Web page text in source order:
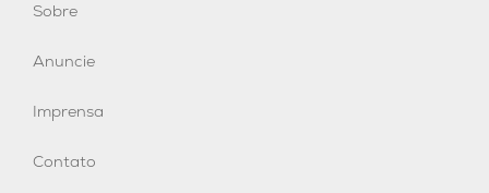
Sobre
Anuncie
Imprensa
Contato